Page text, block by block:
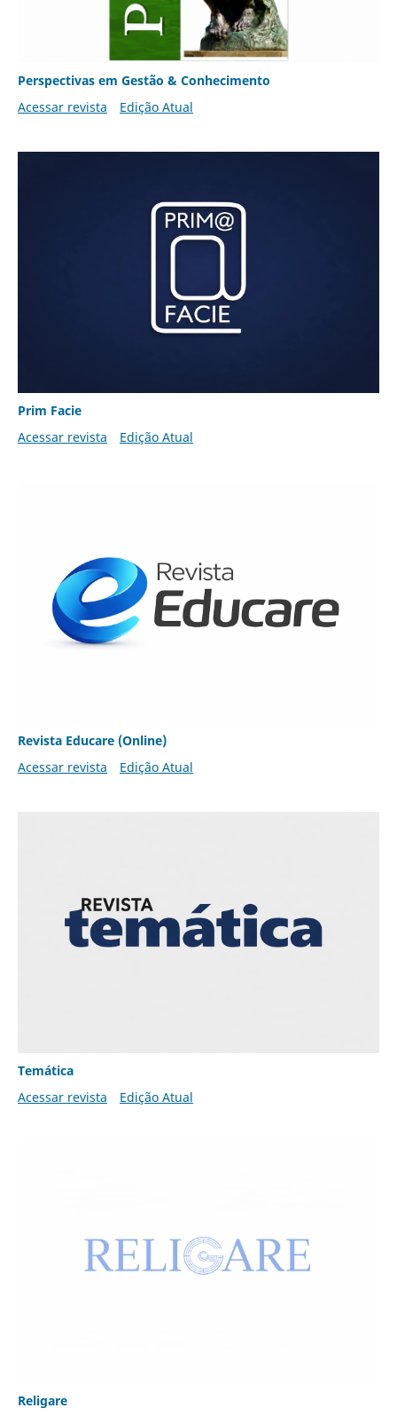
Perspectivas em Gestão & Conhecimento
Acessar revista
Edição Atual
Prim Facie
Acessar revista
Edição Atual
Revista Educare (Online)
Acessar revista
Edição Atual
Temática
Acessar revista
Edição Atual
Religare